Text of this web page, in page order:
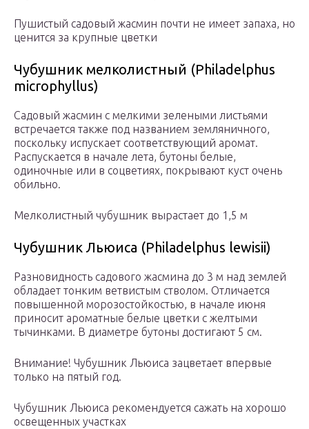
Пушистый садовый жасмин почти не имеет запаха, но
ценится за крупные цветки
Чубушник мелколистный (Philadelphus
microphyllus)
Садовый жасмин с мелкими зелеными листьями
встречается также под названием земляничного,
поскольку испускает соответствующий аромат.
Распускается в начале лета, бутоны белые,
одиночные или в соцветиях, покрывают куст очень
обильно.
Мелколистный чубушник вырастает до 1,5 м
Чубушник Льюиса (Philadelphus lewisii)
Разновидность садового жасмина до 3 м над землей
обладает тонким ветвистым стволом. Отличается
повышенной морозостойкостью, в начале июня
приносит ароматные белые цветки с желтыми
тычинками. В диаметре бутоны достигают 5 см.
Внимание! Чубушник Льюиса зацветает впервые
только на пятый год.
Чубушник Льюиса рекомендуется сажать на хорошо
освещенных участках